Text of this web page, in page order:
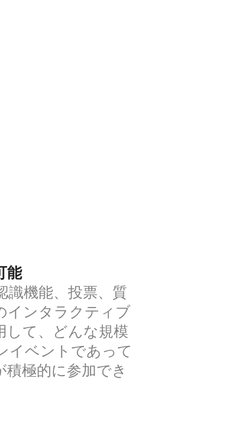
能
識機能、投票、質
インタラクティブ
して、どんな規模
イベントであって
積極的に参加でき